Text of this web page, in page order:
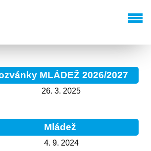
MLÁDEŽ 2026/2027
26. 3. 2025
Mládež
4. 9. 2024